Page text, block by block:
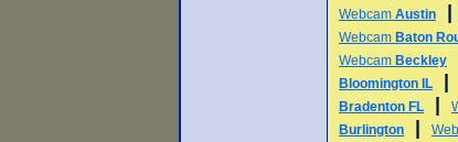
Webcam Austin
Webcam Baton
Webcam Beckley
Bloomington IL
Bradenton FL
Burlington